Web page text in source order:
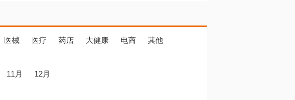
医械 医疗 药店 大健康 电商
其他
11月
12月